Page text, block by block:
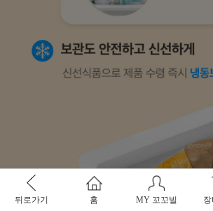
뒤로가기 홈 MY 꼬꼬빌 장